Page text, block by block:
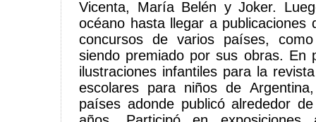
Vicenta, María Belén y Joker.
océano hasta llegar a publicaciones
concursos de varios países,
siendo premiado por sus obras. En
ilustraciones infantiles para la
escolares para niños de
países adonde publicó alrededor